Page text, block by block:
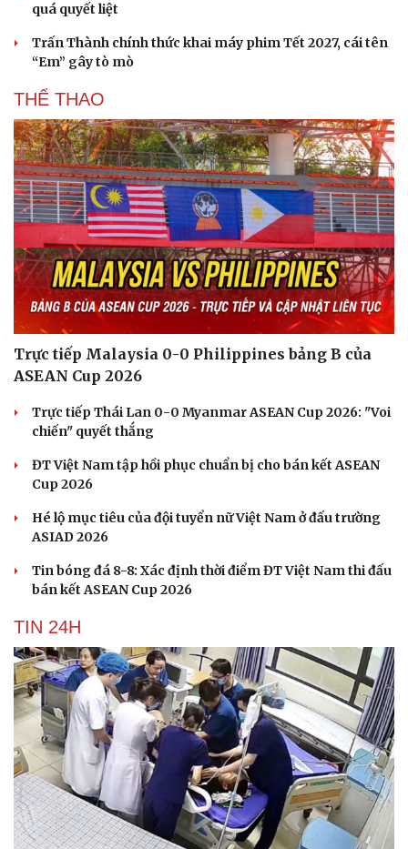
quá quyết liệt
Trấn Thành chính thức khai máy phim Tết 2027, cái tên
“Em” gây tò mò
THỂ THAO
Trực tiếp Malaysia 0-0 Philippines bảng B của
ASEAN Cup 2026
Trực tiếp Thái Lan 0-0 Myanmar ASEAN Cup 2026: "Voi
chiến" quyết thắng
ĐT Việt Nam tập hồi phục chuẩn bị cho bán kết ASEAN
Cup 2026
Hé lộ mục tiêu của đội tuyển nữ Việt Nam ở đấu trường
ASIAD 2026
Tin bóng đá 8-8: Xác định thời điểm ĐT Việt Nam thi đấu
bán kết ASEAN Cup 2026
TIN 24H